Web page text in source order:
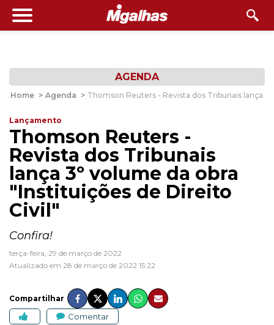
AGENDA
Home > Agenda > Thomson Reuters - Revista dos Tribunais lança
Lançamento
Thomson Reuters -
Revista dos Tribunais
lança 3º volume da obra
"Instituições de Direito
Civil"
Confira!
terça-feira, 29 de março de 2022
Atualizado em 28 de março de 2022 15:22
Compartilhar
Comentar